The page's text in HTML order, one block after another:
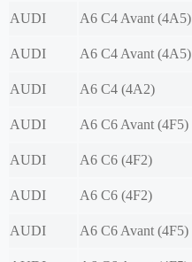
AUDI
A6 C4 Avant (4A5)
AUDI
A6 C4 Avant (4A5)
AUDI
A6 C4 (4A2)
AUDI
A6 C6 Avant (4F5)
AUDI
A6 C6 (4F2)
AUDI
A6 C6 (4F2)
AUDI
A6 C6 Avant (4F5)